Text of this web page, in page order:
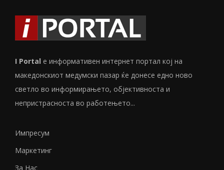
I Portal е информативен интернет портал кој на
македонскиот медумски пазар ќе донесе едно ново
светло во информирањето, објективноста и
непристрасноста во работењето...
Импресум
Маркетинг
За Нас